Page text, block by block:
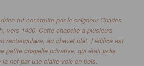
fut construite par le seigneur Charles
, vers 1430. Cette chapelle a plusieurs
rectangulaire, au chevet plat, l’édifice est
petite chapelle privative, qui était jadis
la nef par une claire-voie en bois.